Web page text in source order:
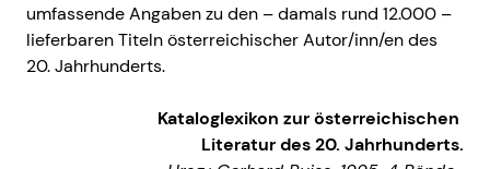
umfassende Angaben zu den – damals rund 12.000 –
lieferbaren Titeln österreichischer Autor/inn/en des
20. Jahrhunderts.
Kataloglexikon zur österreichischen
Literatur des 20. Jahrhunderts.